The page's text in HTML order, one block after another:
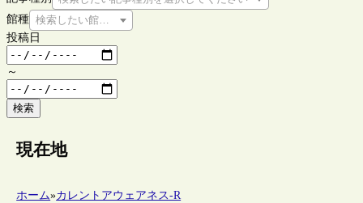
館種 検索したい館種を選択してください
投稿日
～
検索
現在地
ホーム»カレントアウェアネス-R